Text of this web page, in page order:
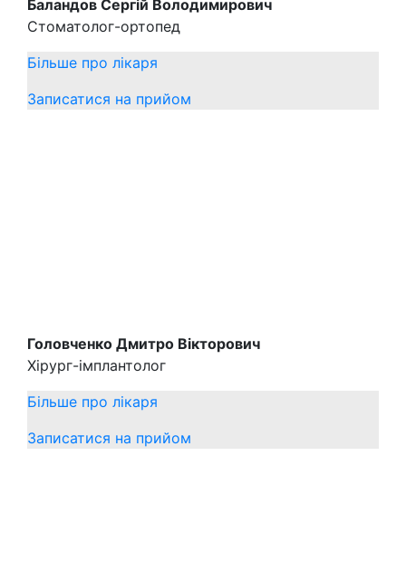
Баландов Сергій Володимирович
Стоматолог-ортопед
Більше про лікаря
Записатися на прийом
Головченко Дмитро Вікторович
Хірург-імплантолог
Більше про лікаря
Записатися на прийом